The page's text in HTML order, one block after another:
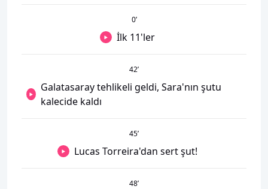
0’
İlk 11'ler
42’
Galatasaray tehlikeli geldi, Sara'nın şutu
kalecide kaldı
45’
Lucas Torreira'dan sert şut!
48’